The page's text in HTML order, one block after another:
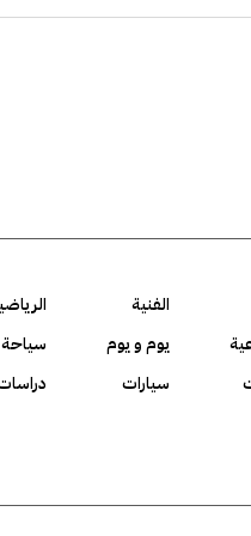
الفنية
يوم و يوم
سياحة
سيارات